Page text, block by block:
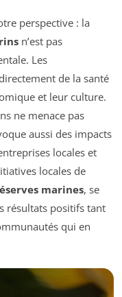
perspective : la
n’est pas
Les
de la santé
et leur culture.
ne menace pas
aussi des impacts
locales et
locales de
marines, se
résultats positifs tant
qui en